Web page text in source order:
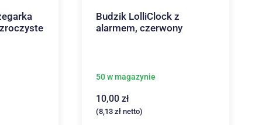
Budzik LolliClock z
alarmem, czerwony
50 w magazynie
10,00 zł
(8,13 zł netto)